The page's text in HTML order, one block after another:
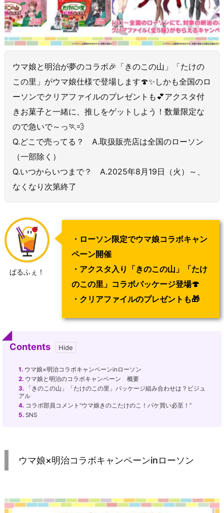
ウマ娘と明治が夢のコラボ🎉「きのこの山」「たけの
この里」がウマ娘仕様で登場します🍄✨しかも全国のロ
ーソンでクリアファイルのプレゼントも💕アクスタ付
きお菓子と一緒に、推しをゲットしよう！数量限定な
ので急いで～っ🏃💨
Q.どこで売ってる？ A.取扱販売店は全国のローソン
（一部除く）
Q.いつからいつまで？ A.2025年8月19日（火）～、
なくなり次第終了
ぱるふぇ！
・ローソン限定でウマ娘コラボキャン
ペーン開催
・アクスタ入り「きのこの山」「たけ
のこの里」コラボパッケージ登場🍄
・クリアファイルのプレゼントも🎁
Contents
1. ウマ娘×明治コラボキャンペーンinローソン
2. ウマ娘と明治のコラボキャンペーン 概要
3. 「きのこの山」「たけのこの里」パッケージ組み合わせは？ビジュ
アル
4. コラボ部員コメント”ウマ娘きのこたけのこ！パケ買い必至！”
5. SNS
ウマ娘×明治コラボキャンペーンinローソン